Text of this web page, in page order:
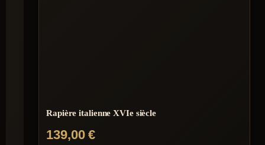
Rapière italienne XVIe siècle
139,00€